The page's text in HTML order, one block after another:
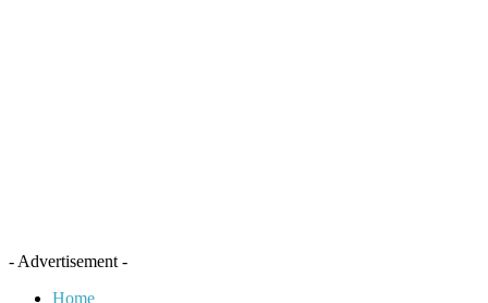
- Advertisement -
Home